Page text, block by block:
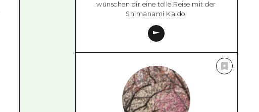
wünschen dir eine tolle Reise mit der
Shimanami Kaido!